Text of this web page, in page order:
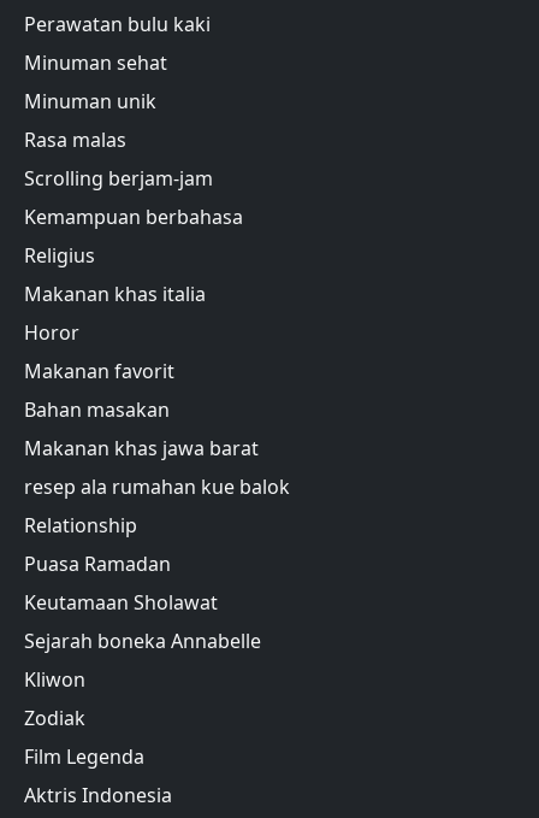
Perawatan bulu kaki
Minuman sehat
Minuman unik
Rasa malas
Scrolling berjam-jam
Kemampuan berbahasa
Religius
Makanan khas italia
Horor
Makanan favorit
Bahan masakan
Makanan khas jawa barat
resep ala rumahan kue balok
Relationship
Puasa Ramadan
Keutamaan Sholawat
Sejarah boneka Annabelle
Kliwon
Zodiak
Film Legenda
Aktris Indonesia